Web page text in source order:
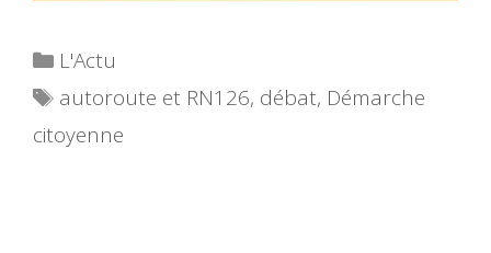
Catégories
L'Actu
Étiquettes
autoroute et RN126, débat, Démarche
citoyenne